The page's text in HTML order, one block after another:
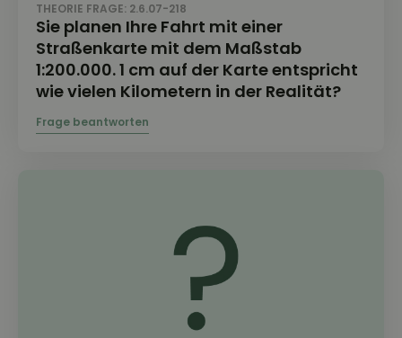
THEORIE FRAGE: 2.6.07-218
Sie planen Ihre Fahrt mit einer
Straßenkarte mit dem Maßstab
1:200.000. 1 cm auf der Karte entspricht
wie vielen Kilometern in der Realität?